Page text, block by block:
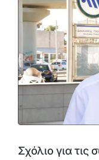
Σχόλιο για τις